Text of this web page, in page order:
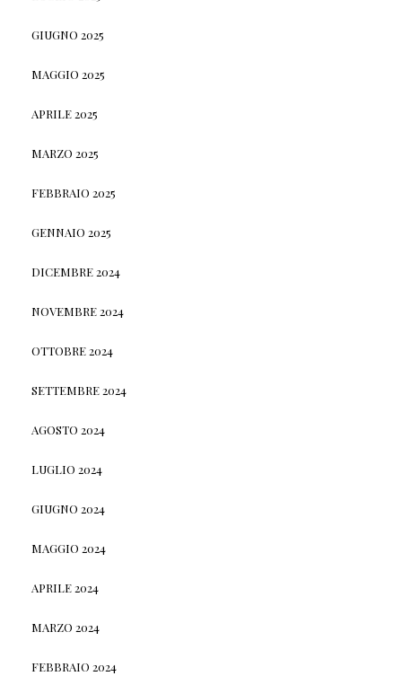
GIUGNO 2025
MAGGIO 2025
APRILE 2025
MARZO 2025
FEBBRAIO 2025
GENNAIO 2025
DICEMBRE 2024
NOVEMBRE 2024
OTTOBRE 2024
SETTEMBRE 2024
AGOSTO 2024
LUGLIO 2024
GIUGNO 2024
MAGGIO 2024
APRILE 2024
MARZO 2024
FEBBRAIO 2024